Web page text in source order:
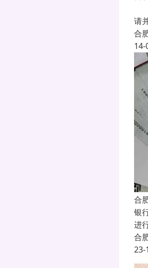
请
合
14-
合
银
进
合
23-